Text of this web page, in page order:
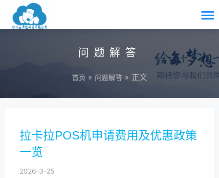
问题解答
首页 » 问题解答 » 正文
拉卡拉POS机申请费用及优惠政策
一览
2026-3-25